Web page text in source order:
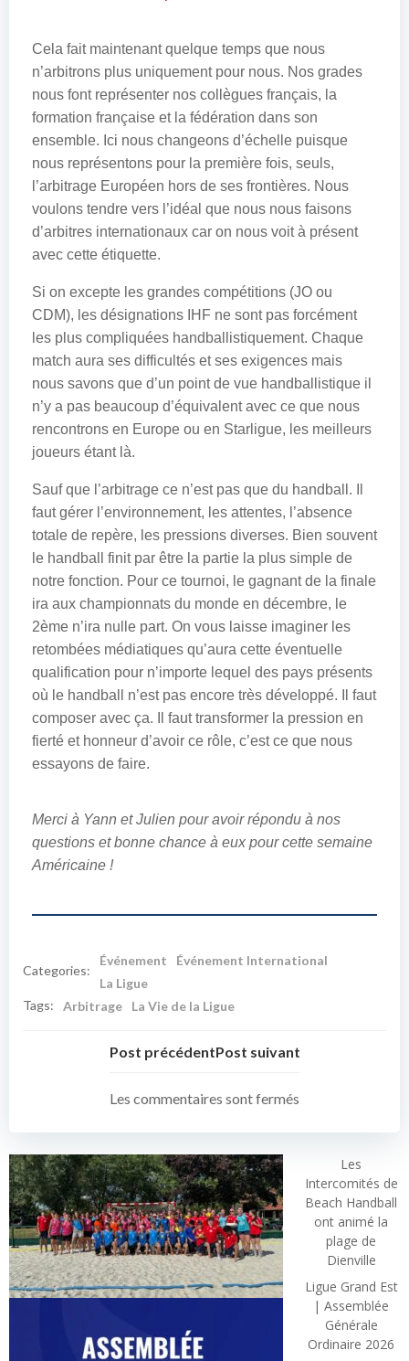
Cela fait maintenant quelque temps que nous
n’arbitrons plus uniquement pour nous. Nos grades
nous font représenter nos collègues français, la
formation française et la fédération dans son
ensemble. Ici nous changeons d’échelle puisque
nous représentons pour la première fois, seuls,
l’arbitrage Européen hors de ses frontières. Nous
voulons tendre vers l’idéal que nous nous faisons
d’arbitres internationaux car on nous voit à présent
avec cette étiquette.
Si on excepte les grandes compétitions (JO ou
CDM), les désignations IHF ne sont pas forcément
les plus compliquées handballistiquement. Chaque
match aura ses difficultés et ses exigences mais
nous savons que d’un point de vue handballistique il
n’y a pas beaucoup d’équivalent avec ce que nous
rencontrons en Europe ou en Starligue, les meilleurs
joueurs étant là.
Sauf que l’arbitrage ce n’est pas que du handball. Il
faut gérer l’environnement, les attentes, l’absence
totale de repère, les pressions diverses. Bien souvent
le handball finit par être la partie la plus simple de
notre fonction. Pour ce tournoi, le gagnant de la finale
ira aux championnats du monde en décembre, le
2ème n’ira nulle part. On vous laisse imaginer les
retombées médiatiques qu’aura cette éventuelle
qualification pour n’importe lequel des pays présents
où le handball n’est pas encore très développé. Il faut
composer avec ça. Il faut transformer la pression en
fierté et honneur d’avoir ce rôle, c’est ce que nous
essayons de faire.
Merci à Yann et Julien pour avoir répondu à nos
questions et bonne chance à eux pour cette semaine
Américaine !
Categories:
Événement
Événement International
La Ligue
Tags:
Arbitrage La Vie de la Ligue
Post précédentPost suivant
Les commentaires sont fermés
Les
Intercomités de
Beach Handball
ont animé la
plage de
Dienville
Ligue Grand Est
| Assemblée
Générale
Ordinaire 2026